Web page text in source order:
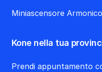
Miniascensore
Kone nella tua
Prendi appuntamento